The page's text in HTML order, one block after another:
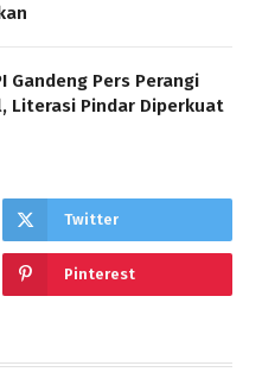
Gandeng Pers Perangi
Literasi Pindar Diperkuat
Twitter
Pinterest